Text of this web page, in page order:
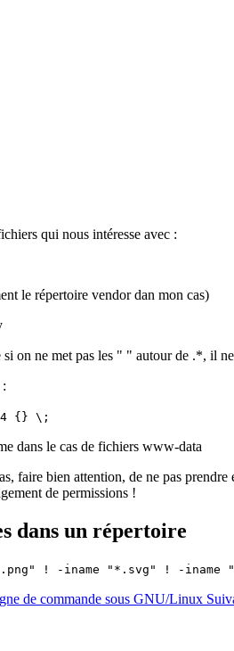
qui nous intéresse avec :
le répertoire vendor dan mon cas)
si on ne met pas les " " autour de .*, il
:
{} \;
dans le cas de fichiers www-data
faire bien attention, de ne pas prendre
de permissions !
dans un répertoire
! -iname "*.svg" ! -iname
de commande sous GNU/Linux